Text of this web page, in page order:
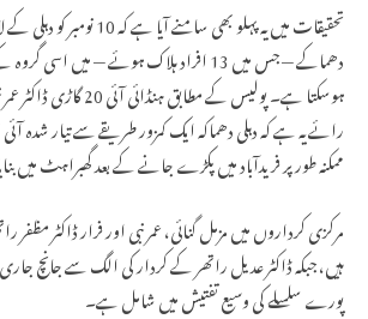
تحقیقات میں یہ پہلو بھی سامنے آیا
دھماکے — جس میں 13 افراد ہلاک ہوئے — میں اسی
ہوسکتا ہے۔ پولیس کے مطابق ہنڈائی
رائے یہ ہے کہ دہلی دھماکہ ایک کمزور طریقے سے تیار شدہ
ممکنہ طور پر فریدآباد میں پکڑے جانے کے بعد گھبراہٹ میں بنایا
مرکزی کرداروں میں مزمل گنائی، عمر نبی اور فرار ڈاکٹر مظفر
ہیں، جبکہ ڈاکٹر عدیل راتھر کے کردار کی الگ سے جانچ
پورے سلسلے کی وسیع تفتیش میں شامل ہے۔